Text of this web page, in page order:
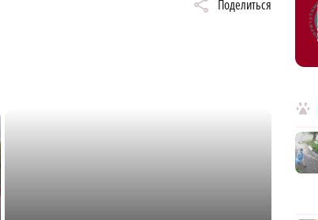
Поделиться